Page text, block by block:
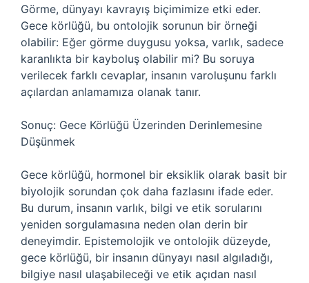
Görme, dünyayı kavrayış biçimimize etki eder.
Gece körlüğü, bu ontolojik sorunun bir örneği
olabilir: Eğer görme duygusu yoksa, varlık, sadece
karanlıkta bir kayboluş olabilir mi? Bu soruya
verilecek farklı cevaplar, insanın varoluşunu farklı
açılardan anlamamıza olanak tanır.
Sonuç: Gece Körlüğü Üzerinden Derinlemesine
Düşünmek
Gece körlüğü, hormonel bir eksiklik olarak basit bir
biyolojik sorundan çok daha fazlasını ifade eder.
Bu durum, insanın varlık, bilgi ve etik sorularını
yeniden sorgulamasına neden olan derin bir
deneyimdir. Epistemolojik ve ontolojik düzeyde,
gece körlüğü, bir insanın dünyayı nasıl algıladığı,
bilgiye nasıl ulaşabileceği ve etik açıdan nasıl